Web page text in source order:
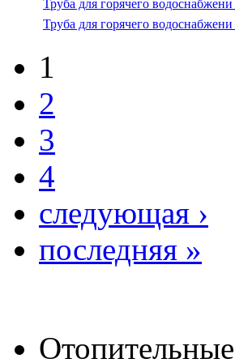
Труба для горячего
Труба для горячего
1
2
3
4
следующая ›
последняя »